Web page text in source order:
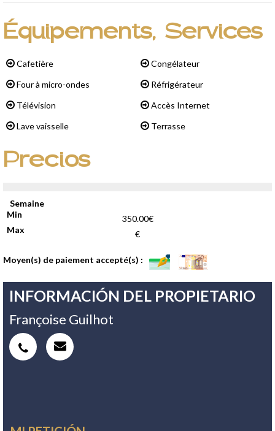
Équipements, Services
Cafetière
Congélateur
Four à micro-ondes
Réfrigérateur
Télévision
Accès Internet
Lave vaisselle
Terrasse
Precios
Semaine
350.00€
€
Moyen(s) de paiement accepté(s) :
INFORMACIÓN DEL PROPIETARIO
Françoise Guilhot